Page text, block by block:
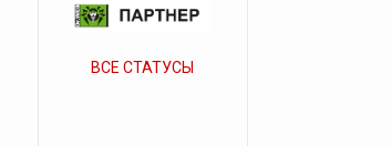
ВСЕ СТАТУСЫ